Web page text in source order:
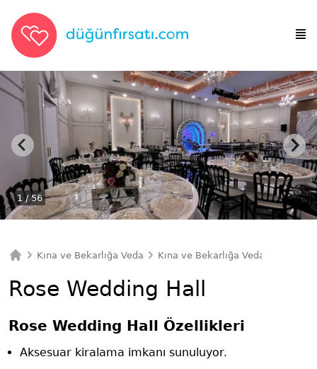
1/ 56
Kına ve Bekarlığa Veda Kına ve Bekarlığa Veda Mekan
Rose Wedding Hall
Rose Wedding Hall Özellikleri
Aksesuar kiralama imkanı sunuluyor.